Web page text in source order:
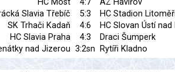
HC Most 4:7
AZ Havířov
Slavia Třebíč
5:3
HC Stadion
SK Trhači Kadaň
4:6
HC Slovan Ústí nad
HC Slavia Praha
4:3
Draci Šumperk
nad Jizerou 3:2sn Rytíři Kladno